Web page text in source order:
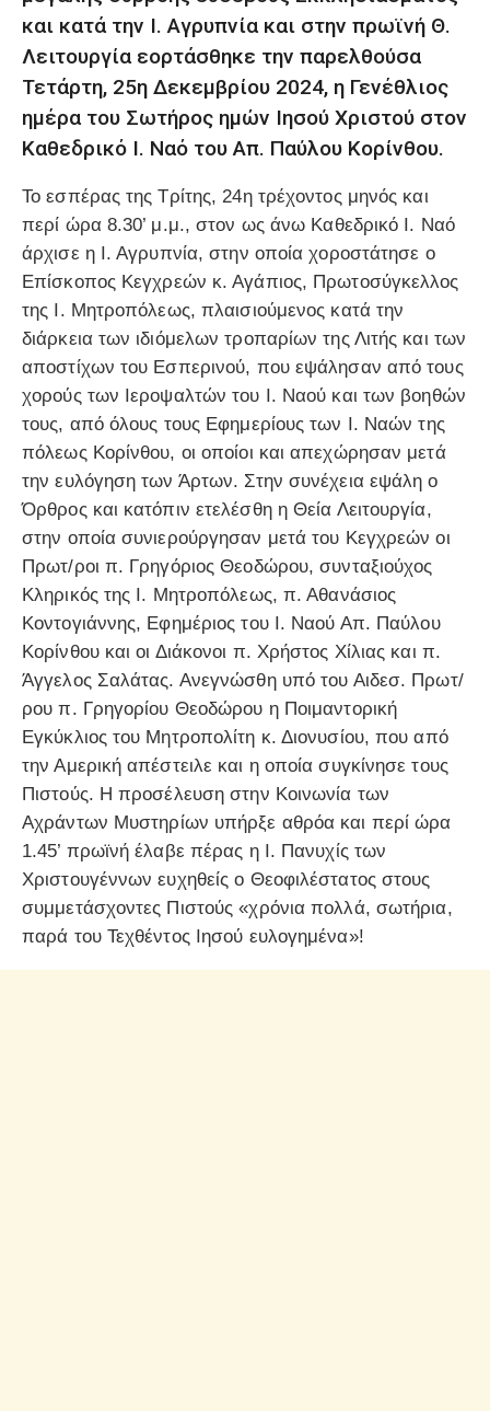
και κατά την Ι. Αγρυπνία και στην πρωϊνή Θ.
Λειτουργία εορτάσθηκε την παρελθούσα
Τετάρτη, 25η Δεκεμβρίου 2024, η Γενέθλιος
ημέρα του Σωτήρος ημών Ιησού Χριστού στον
Καθεδρικό Ι. Ναό του Απ. Παύλου Κορίνθου.
Το εσπέρας της Τρίτης, 24η τρέχοντος μηνός και
περί ώρα 8.30’ μ.μ., στον ως άνω Καθεδρικό Ι. Ναό
άρχισε η Ι. Αγρυπνία, στην οποία χοροστάτησε ο
Επίσκοπος Κεγχρεών κ. Αγάπιος, Πρωτοσύγκελλος
της Ι. Μητροπόλεως, πλαισιούμενος κατά την
διάρκεια των ιδιόμελων τροπαρίων της Λιτής και των
αποστίχων του Εσπερινού, που εψάλησαν από τους
χορούς των Ιεροψαλτών του Ι. Ναού και των βοηθών
τους, από όλους τους Εφημερίους των Ι. Ναών της
πόλεως Κορίνθου, οι οποίοι και απεχώρησαν μετά
την ευλόγηση των Άρτων. Στην συνέχεια εψάλη ο
Όρθρος και κατόπιν ετελέσθη η Θεία Λειτουργία,
στην οποία συνιερούργησαν μετά του Κεγχρεών οι
Πρωτ/ροι π. Γρηγόριος Θεοδώρου, συνταξιούχος
Κληρικός της Ι. Μητροπόλεως, π. Αθανάσιος
Κοντογιάννης, Εφημέριος του Ι. Ναού Απ. Παύλου
Κορίνθου και οι Διάκονοι π. Χρήστος Χίλιας και π.
Άγγελος Σαλάτας. Ανεγνώσθη υπό του Αιδεσ. Πρωτ/
ρου π. Γρηγορίου Θεοδώρου η Ποιμαντορική
Εγκύκλιος του Μητροπολίτη κ. Διονυσίου, που από
την Αμερική απέστειλε και η οποία συγκίνησε τους
Πιστούς. Η προσέλευση στην Κοινωνία των
Αχράντων Μυστηρίων υπήρξε αθρόα και περί ώρα
1.45’ πρωϊνή έλαβε πέρας η Ι. Πανυχίς των
Χριστουγέννων ευχηθείς ο Θεοφιλέστατος στους
συμμετάσχοντες Πιστούς «χρόνια πολλά, σωτήρια,
παρά του Τεχθέντος Ιησού ευλογημένα»!